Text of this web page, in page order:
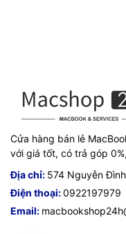
Cửa hàng bán lẻ
với giá tốt, có trả góp
Địa chỉ: 574 Nguyễn
Điện thoại:0922197979
Email: